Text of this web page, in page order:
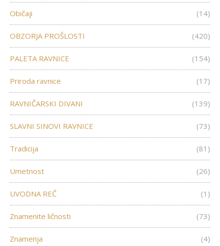
Običaji (14)
OBZORJA PROŠLOSTI (420)
PALETA RAVNICE (154)
Priroda ravnice (17)
RAVNIČARSKI DIVANI (139)
SLAVNI SINOVI RAVNICE (73)
Tradicija (81)
Umetnost (26)
UVODNA REČ (1)
Znamenite ličnosti (73)
Znamenja (4)